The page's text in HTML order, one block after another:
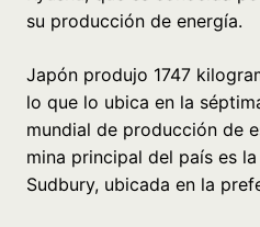
su producción de energía.
Japón produjo 1747
lo que lo ubica en la
mundial de producción de
mina principal del país es
Sudbury, ubicada en la